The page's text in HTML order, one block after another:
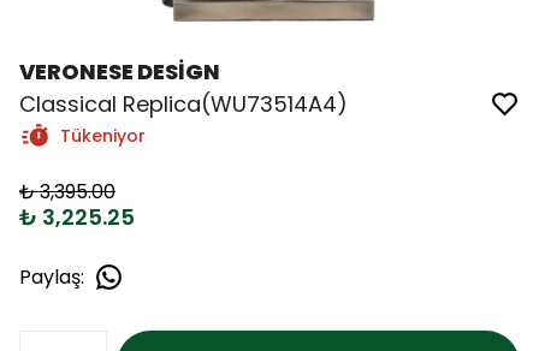
VERONESE DESİGN
Classical Replica(WU73514A4)
Tükeniyor
₺ 3,395.00
₺ 3,225.25
Paylaş: